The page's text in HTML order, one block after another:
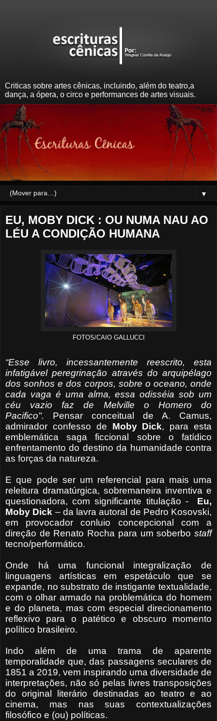
Criticas sobre artes cênicas, incluindo, além do teatro,a
dança, a ópera, o circo e performances de artes visuais.
▼
EU, MOBY DICK : OU NUMA NAU AO
LÉU A CONDIÇÃO HUMANA
FOTOS/CAIO GALLUCCI
“Esse livro, incessantemente reescrito, esta
infatigável peregrinação através do arquipélago
dos sonhos e dos corpos, sobre o oceano, onde
cada vaga é uma alma, essa odisséia sob um
céu vazio faz de Melville o Homero do
Pacifico". Pensar conceitual de A. Camus,
admirador confesso de Moby Dick, para esta
emblemática saga ficcional sobre o fatídico
enfrentamento do destino da humanidade contra
as forças da natureza.
E que pode ser um referencial para mais uma
releitura dramatúrgica, sobremaneira inventiva e
questionadora, com significante titulação - Eu,
Moby Dick – da lavra autoral de Pedro Kosovski,
em provocador conluio concepcional com a
direção de Renato Rocha para um soberbo staff
tecno/performático.
Onde há uma funcional integralização de
linguagens artísticas em espetáculo que se
expande, no substrato de instigante textualidade,
com o olhar armado na problemática do homem
e do planeta, mas com especial direcionamento
reflexivo para o patético e obscuro momento
político brasileiro.
Indo além de uma trama de aparente
temporalidade que, das passagens seculares de
1851 a 2019, vem inspirando uma diversidade de
interpretações, não só pelas livres transposições
do original literário destinadas ao teatro e ao
cinema, mas nas suas contextualizações
filosófico e (ou) políticas.